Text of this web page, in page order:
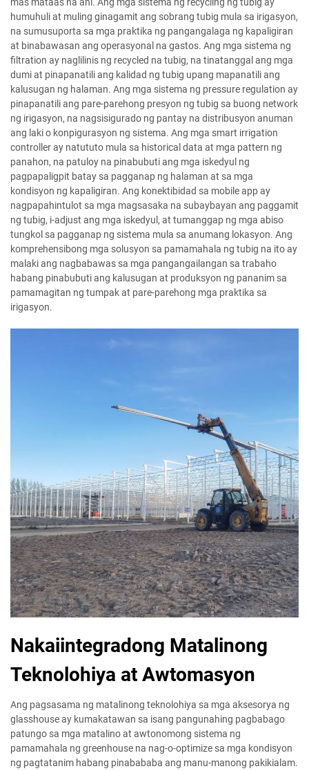
mas mataas na ani. Ang mga sistema ng recycling ng tubig ay
humuhuli at muling ginagamit ang sobrang tubig mula sa irigasyon,
na sumusuporta sa mga praktika ng pangangalaga ng kapaligiran
at binabawasan ang operasyonal na gastos. Ang mga sistema ng
filtration ay naglilinis ng recycled na tubig, na tinatanggal ang mga
dumi at pinapanatili ang kalidad ng tubig upang mapanatili ang
kalusugan ng halaman. Ang mga sistema ng pressure regulation ay
pinapanatili ang pare-parehong presyon ng tubig sa buong network
ng irigasyon, na nagsisigurado ng pantay na distribusyon anuman
ang laki o konpigurasyon ng sistema. Ang mga smart irrigation
controller ay natututo mula sa historical data at mga pattern ng
panahon, na patuloy na pinabubuti ang mga iskedyul ng
pagpapaligpit batay sa pagganap ng halaman at sa mga
kondisyon ng kapaligiran. Ang konektibidad sa mobile app ay
nagpapahintulot sa mga magsasaka na subaybayan ang paggamit
ng tubig, i-adjust ang mga iskedyul, at tumanggap ng mga abiso
tungkol sa pagganap ng sistema mula sa anumang lokasyon. Ang
komprehensibong mga solusyon sa pamamahala ng tubig na ito ay
malaki ang nagbabawas sa mga pangangailangan sa trabaho
habang pinabubuti ang kalusugan at produksyon ng pananim sa
pamamagitan ng tumpak at pare-parehong mga praktika sa
irigasyon.
Nakaiintegradong Matalinong
Teknolohiya at Awtomasyon
Ang pagsasama ng matalinong teknolohiya sa mga aksesorya ng
glasshouse ay kumakatawan sa isang pangunahing pagbabago
patungo sa mga matalino at awtonomong sistema ng
pamamahala ng greenhouse na nag-o-optimize sa mga kondisyon
ng pagtatanim habang pinabababa ang manu-manong pakikialam.